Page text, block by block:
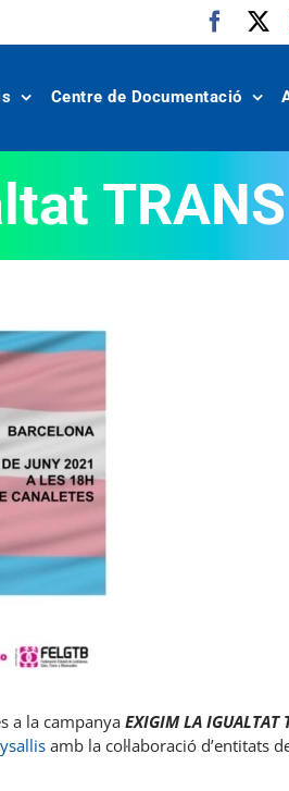
Centre de Documentació
TRANS
a la campanya EXIGIM LA IGUALTAT
amb la col·laboració d’entitats